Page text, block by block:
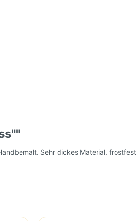
Sehr dickes Material,